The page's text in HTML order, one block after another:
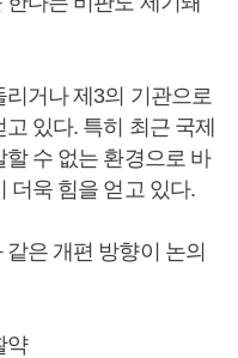
거나 제3의 기관으로
있다. 특히 최근 국제
수 없는 환경으로 바
더욱 힘을 얻고 있다.
은 개편 방향이 논의
약